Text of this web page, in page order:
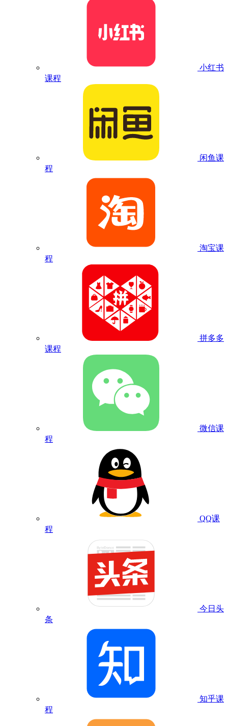
小红书
课程
闲鱼课
程
淘宝课
程
拼多多
课程
微信课
程
QQ课
程
今日头
条
知乎课
程